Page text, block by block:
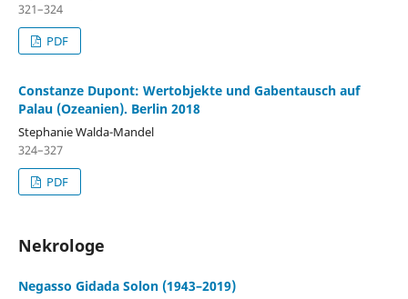
321–324
PDF
Constanze Dupont: Wertobjekte und Gabentausch auf
Palau (Ozeanien). Berlin 2018
Stephanie Walda-Mandel
324–327
PDF
Nekrologe
Negasso Gidada Solon (1943–2019)